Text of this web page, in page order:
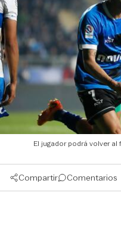
El jugador podrá volver
Compartir Comentarios